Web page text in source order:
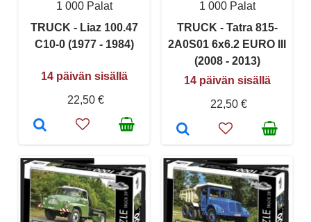
1 000 Palat
TRUCK - Liaz 100.47
C10-0 (1977 - 1984)
14 päivän sisällä
22,50 €
1 000 Palat
TRUCK - Tatra 815-
2A0S01 6x6.2 EURO III
(2008 - 2013)
14 päivän sisällä
22,50 €